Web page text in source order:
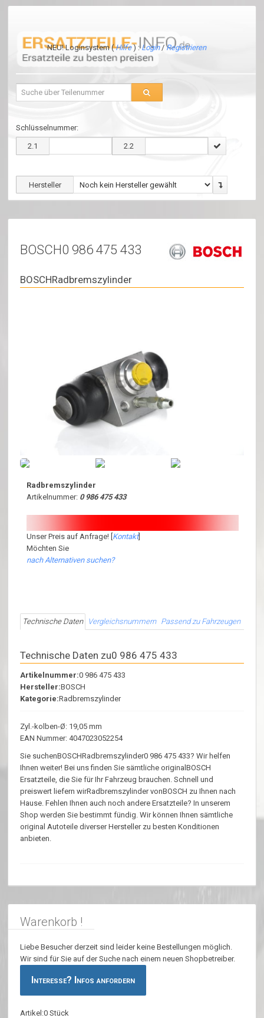
NEU! Loginsystem (Hilfe) :Login /Registrieren
Schlüsselnummer:
2.1 2.2
Hersteller
BOSCH0 986 475 433
BOSCHRadbremszylinder
Radbremszylinder
Artikelnummer: 0 986 475 433
Unser Preis auf Anfrage! [Kontakt]
Möchten Sie
nach Alternativen suchen?
Technische Daten Vergleichsnummern Passend zu Fahrzeugen
Technische Daten zu0 986 475 433
Artikelnummer:0 986 475 433
Hersteller:BOSCH
Kategorie:Radbremszylinder
Zyl.-kolben-Ø: 19,05 mm
EAN Nummer: 4047023052254
Sie suchenBOSCHRadbremszylinder0 986 475 433? Wir helfen
Ihnen weiter! Bei uns finden Sie sämtliche originalBOSCH
Ersatzteile, die Sie für Ihr Fahrzeug brauchen. Schnell und
preiswert liefern wirRadbremszylinder vonBOSCH zu Ihnen nach
Hause. Fehlen Ihnen auch noch andere Ersatzteile? In unserem
Shop werden Sie bestimmt fündig. Wir können Ihnen sämtliche
original Autoteile diverser Hersteller zu besten Konditionen
anbieten.
Warenkorb !
Liebe Besucher derzeit sind leider keine Bestellungen möglich.
Wir sind für Sie auf der Suche nach einem neuen Shopbetreiber.
Interesse? Infos anfordern
Artikel:0 Stück